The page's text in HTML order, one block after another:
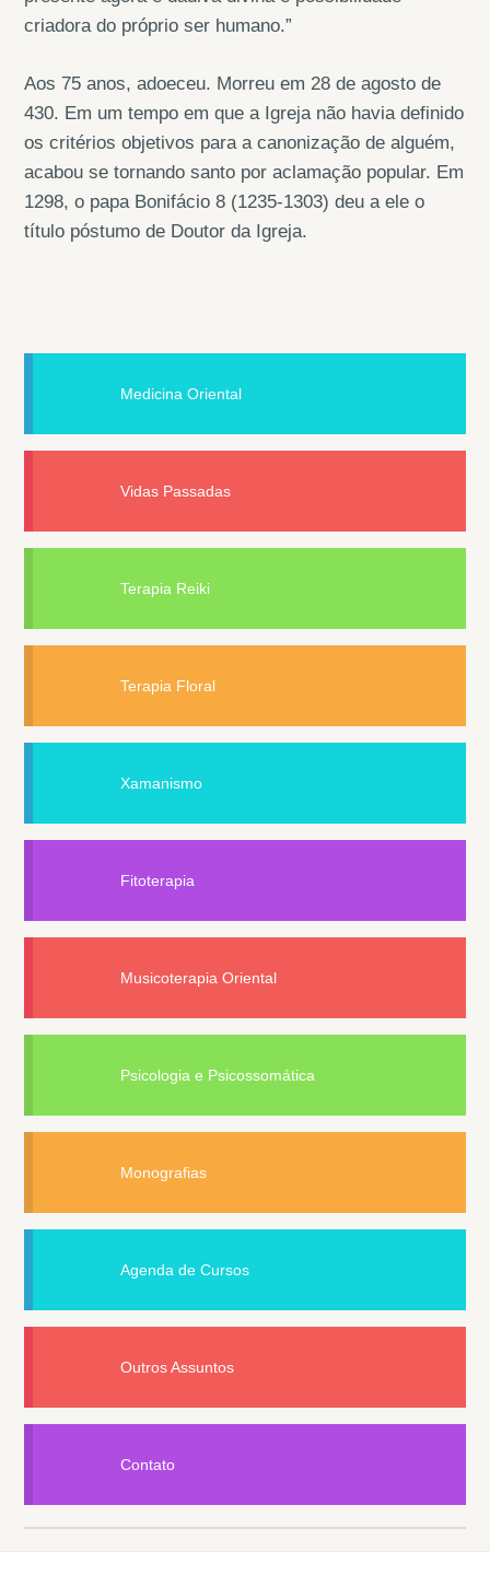
criadora do próprio ser humano.”
Aos 75 anos, adoeceu. Morreu em 28 de agosto de
430. Em um tempo em que a Igreja não havia definido
os critérios objetivos para a canonização de alguém,
acabou se tornando santo por aclamação popular. Em
1298, o papa Bonifácio 8 (1235-1303) deu a ele o
título póstumo de Doutor da Igreja.
Medicina Oriental
Vidas Passadas
Terapia Reiki
Terapia Floral
Xamanismo
Fitoterapia
Musicoterapia Oriental
Psicologia e Psicossomática
Monografias
Agenda de Cursos
Outros Assuntos
Contato